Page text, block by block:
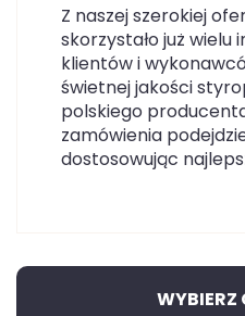
Z naszej szerokiej
skorzystało już wielu
klientów i
świetnej jakości
polskiego
zamówienia
dostosowując
WYBIERZ